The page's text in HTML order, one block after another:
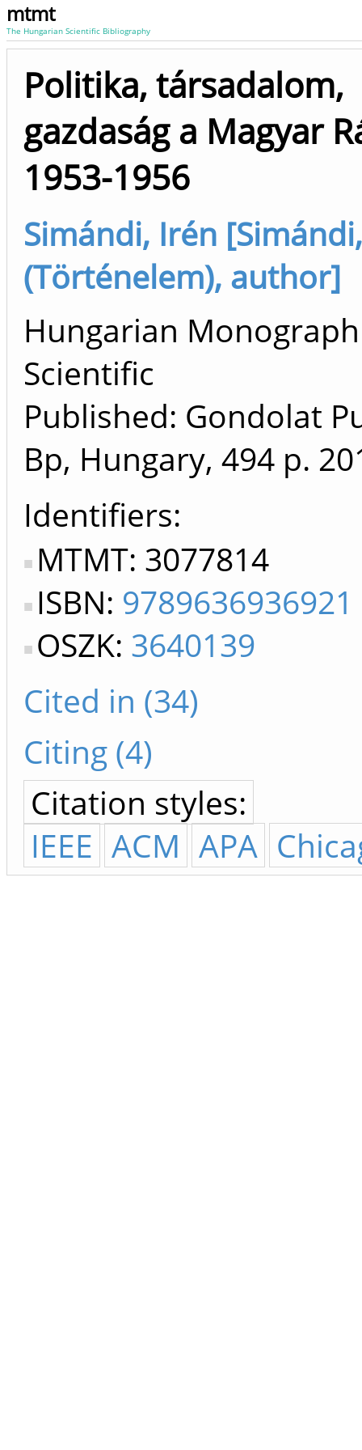
mtmt
The Hungarian Scientific Bibliography
Politika, társadalom,
gazdaság a Magyar
1953-1956
Simándi, Irén
(Történelem), author]
Hungarian
Scientific
Published: Gondolat
Bp, Hungary, 494 p.
Identifiers
MTMT: 3077814
ISBN: 9789636936921
OSZK: 3640139
Cited in (34)
Citing (4)
Citation styles:
IEEE ACM APA